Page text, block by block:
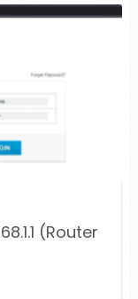
(Router